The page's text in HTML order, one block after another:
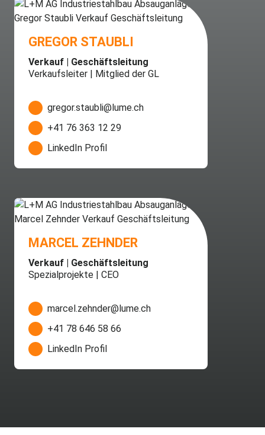
GREGOR STAUBLI
Verkauf | Geschäftsleitung
Verkaufsleiter | Mitglied der GL
gregor.staubli@lume.ch
+41 76 363 12 29
LinkedIn Profil
MARCEL ZEHNDER
Verkauf | Geschäftsleitung
Spezialprojekte | CEO
marcel.zehnder@lume.ch
+41 78 646 58 66
LinkedIn Profil